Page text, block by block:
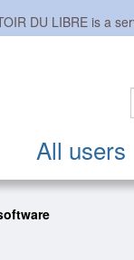
DU LIBREis a
All users